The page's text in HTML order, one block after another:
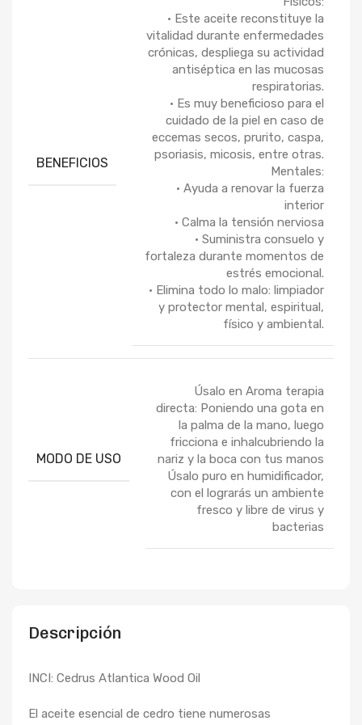
Descripción
INCI: Cedrus Atlantica Wood Oil
El aceite esencial de cedro tiene numerosas
BENEFICIOS
• Este aceite reconstituye la
vitalidad durante enfermedades
crónicas, despliega su actividad
antiséptica en las mucosas
respiratorias.
• Es muy beneficioso para el
cuidado de la piel en caso de
eccemas secos, prurito, caspa,
psoriasis, micosis, entre otras.
Mentales:
• Ayuda a renovar la fuerza
interior
• Calma la tensión nerviosa
• Suministra consuelo y
fortaleza durante momentos de
estrés emocional.
• Elimina todo lo malo: limpiador
y protector mental, espiritual,
físico y ambiental.
MODO DE USO
Úsalo en Aroma terapia
directa: Poniendo una gota en
la palma de la mano, luego
fricciona e inhalcubriendo la
nariz y la boca con tus manos
Úsalo puro en humidificador,
con el lograrás un ambiente
fresco y libre de virus y
bacterias